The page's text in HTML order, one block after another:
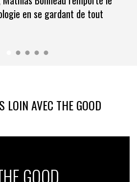
en se gardant de tout
LOIN AVEC THE GOOD
GOOD